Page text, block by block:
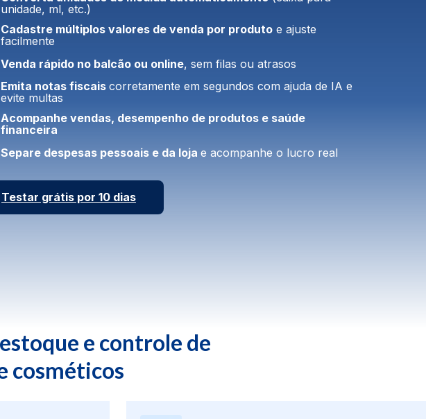
unidade, ml, etc.)
Cadastre múltiplos valores de venda por produto e ajuste
facilmente
Venda rápido no balcão ou online, sem filas ou atrasos
Emita notas fiscais corretamente em segundos com ajuda de IA e
evite multas
Acompanhe vendas, desempenho de produtos e saúde
financeira
Separe despesas pessoais e da loja e acompanhe o lucro real
Testar grátis por 10 dias
e controle de
cosméticos